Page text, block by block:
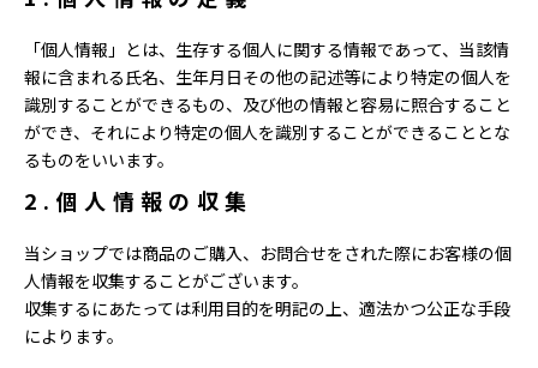
「個人情報」とは、生存する個人に関する情報であって、当該情
報に含まれる氏名、生年月日その他の記述等により特定の個人を
識別することができるもの、及び他の情報と容易に照合すること
ができ、それにより特定の個人を識別することができることとな
るものをいいます。
2.個人情報の収集
当ショップでは商品のご購入、お問合せをされた際にお客様の個
人情報を収集することがございます。
収集するにあたっては利用目的を明記の上、適法かつ公正な手段
によります。